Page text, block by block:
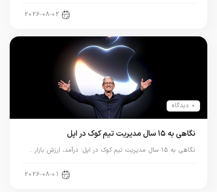
2026-08-02
0 دیدگاه
نگاهی به ۱۵ سال مدیریت تیم کوک در اپل
نگاهی به ۱۵ سال مدیریت تیم کوک در اپل؛ درآمد، ارزش بازار…
2026-08-01